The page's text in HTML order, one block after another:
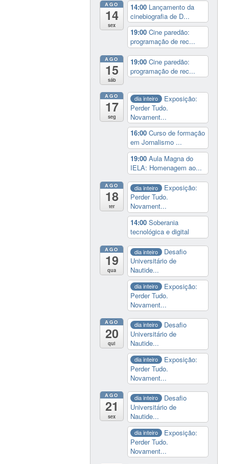
AGO
14
sex
14:00 Lançamento da
cinebiografia de D...
19:00Cine paredão:
programação de rec...
AGO
15
sáb
19:00Cine paredão:
programação de rec...
AGO
17
seg
dia inteiro
Exposição:
Perder Tudo.
Novament...
16:00Curso de formação
em Jornalismo ...
19:00Aula Magna do
IELA: Homenagem ao...
AGO
18
ter
dia inteiro
Exposição:
Perder Tudo.
Novament...
14:00Soberania
tecnológica e digital
AGO
19
qua
dia inteiro
Desafio
Universitário de
Nautide...
dia inteiro
Exposição:
Perder Tudo.
Novament...
AGO
20
qui
dia inteiro
Desafio
Universitário de
Nautide...
dia inteiro
Exposição:
Perder Tudo.
Novament...
AGO
21
sex
dia inteiro
Desafio
Universitário de
Nautide...
dia inteiro
Exposição:
Perder Tudo.
Novament...